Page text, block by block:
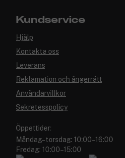
Kundservice
Hjälp
Kontakta oss
Leverans
Reklamation och ångerrätt
Användarvillkor
Sekretesspolicy
Öppettider:
Måndag–torsdag: 10:00–16:00
Fredag: 10:00–15:00